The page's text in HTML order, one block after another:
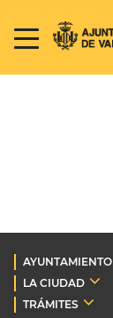
AYUNTAMIENTO
LA CIUDAD
TRÁMITES